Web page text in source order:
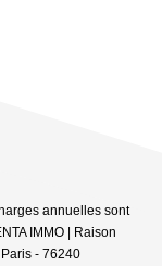
annuelles sont
IMMO | Raison
- 76240